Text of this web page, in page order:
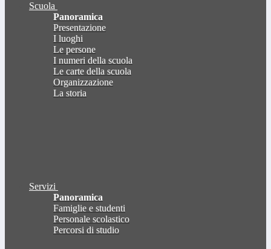
Scuola
Panoramica
Presentazione
I luoghi
Le persone
I numeri della scuola
Le carte della scuola
Organizzazione
La storia
Servizi
Panoramica
Famiglie e studenti
Personale scolastico
Percorsi di studio